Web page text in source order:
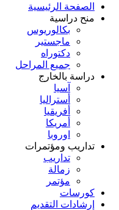
الصفحة الرئيسية
منح دراسية
بكالوريوس
ماجستير
دكتوراه
جميع المراحل
دراسة بالخارج
آسيا
أستراليا
أفريقيا
أمريكا
اوروبا
تداريب ومؤتمرات
تداريب
زمالة
مؤتمر
كورسات
إرشادات التقديم